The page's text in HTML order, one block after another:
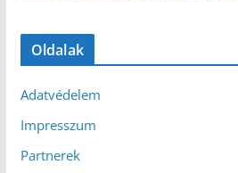
Oldalak
Adatvédelem
Impresszum
Partnerek